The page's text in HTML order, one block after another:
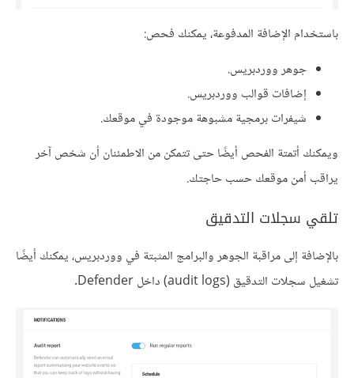
باستخدام الإضافة المدفوعة، يمكنك فحص:
جوهر ووردبريس.
إضافات قوالب ووردبريس.
شيفرات برمجية مشبوهة موجودة في موقعك.
ويمكنك أتمتة الفحص أيضًا حتى تتمكن من الاطمئنان أن شخص آخر
يراقب أمن موقعك حسب حاجتك.
تلقي سجلات التدقيق
بالإضافة إلى مراقبة الجوهر والبرامج المثبتة في ووردبريس، يمكنك أيضًا
تشغيل سجلات التدقيق (audit logs) داخل Defender.